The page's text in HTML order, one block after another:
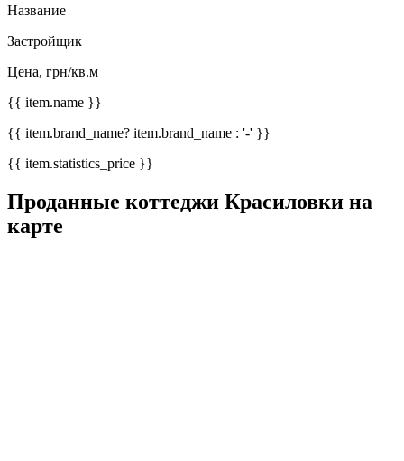
Название
Застройщик
Цена, грн/кв.м
{{ item.name }}
{{ item.brand_name? item.brand_name : '-' }}
{{ item.statistics_price }}
Проданные коттеджи Красиловки на
карте